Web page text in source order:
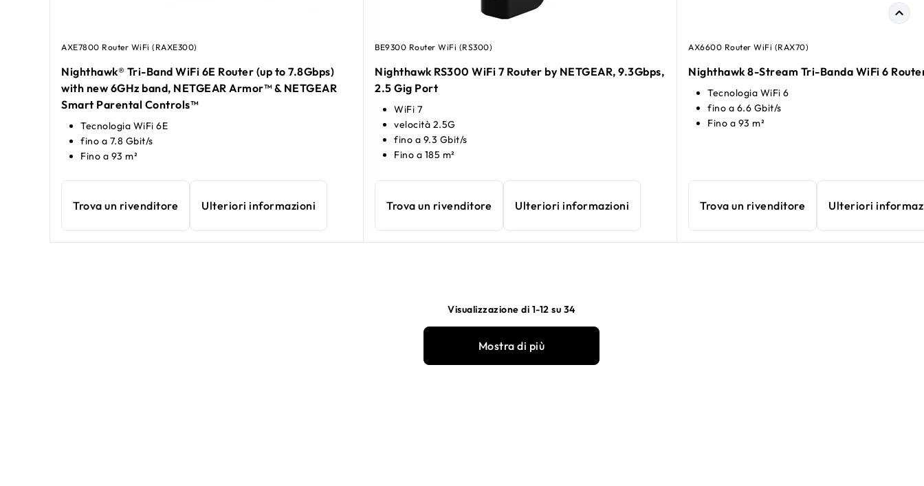
AXE7800 Router WiFi (RAXE300)
Nighthawk® Tri-Band WiFi 6E Router (up to 7.8Gbps)
with new 6GHz band, NETGEAR Armor™ & NETGEAR
Smart Parental Controls™
Tecnologia WiFi 6E
fino a 7.8 Gbit/s
Fino a 93 m²
Trova un rivenditore Ulteriori informazioni
BE9300 Router WiFi (RS300)
Nighthawk RS300 WiFi 7 Router by NETGEAR, 9.3Gbps,
2.5 Gig Port
WiFi 7
velocità 2.5G
fino a 9.3 Gbit/s
Fino a 185 m²
Trova un rivenditore Ulteriori informazioni
AX6600 Router WiFi (RAX70)
Nighthawk 8-Stream Tri-Banda WiFi 6
Tecnologia WiFi 6
fino a 6.6 Gbit/s
Fino a 93 m²
Trova un rivenditore Ulteriori
Visualizzazione di 1-12 su 34
Mostra di più